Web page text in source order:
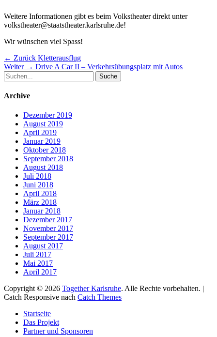
Weitere Informationen gibt es beim Volkstheater direkt unter
volkstheater@staatstheater.karlsruhe.de!
Wir wünschen viel Spass!
Beitragsnavigation
← Zurück Vorheriger
Beitrag:
Kletterausflug
Weiter → Nächster
Drive A Car II – Verkehrsübungsplatz mit Autos
Suche
nach:
Archive
Dezember 2019
August 2019
April 2019
Januar 2019
Oktober 2018
September 2018
August 2018
Juli 2018
Juni 2018
April 2018
März 2018
Januar 2018
Dezember 2017
November 2017
September 2017
August 2017
Juli 2017
Mai 2017
April 2017
Copyright © 2026 Together Karlsruhe. Alle Rechte vorbehalten. |
Catch Responsive nach Catch Themes
oben
scrollen
Startseite
Das Projekt
Partner und Sponsoren